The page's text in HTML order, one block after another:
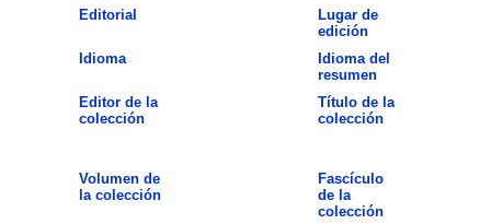
Editorial
Lugar de
edición
Idioma
Idioma del
resumen
Editor de la
colección
Título de la
colección
Volumen de
la colección
Fascículo
de la
colección